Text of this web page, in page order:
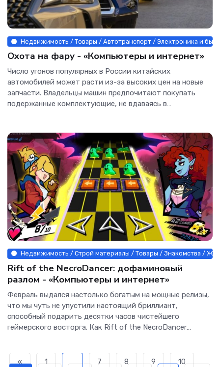
Недвижимость / Товары / Автотранспорт / Электроника и
Охота на фару - «Компьютеры и интернет»
Число угонов популярных в России китайских
автомобилей может расти из-за высоких цен на новые
запчасти. Владельцы машин предпочитают покупать
подержанные комплектующие, не вдаваясь в
Недвижимость / Строй материалы / Товары / Знакомства /
Rift of the NecroDancer: дофаминовый
разлом - «Компьютеры и интернет»
Февраль выдался настолько богатым на мощные релизы,
что мы чуть не упустили настоящий бриллиант,
способный подарить десятки часов чистейшего
геймерского восторга. Как Rift of the NecroDancer
« 1 ... 7 8 9
10